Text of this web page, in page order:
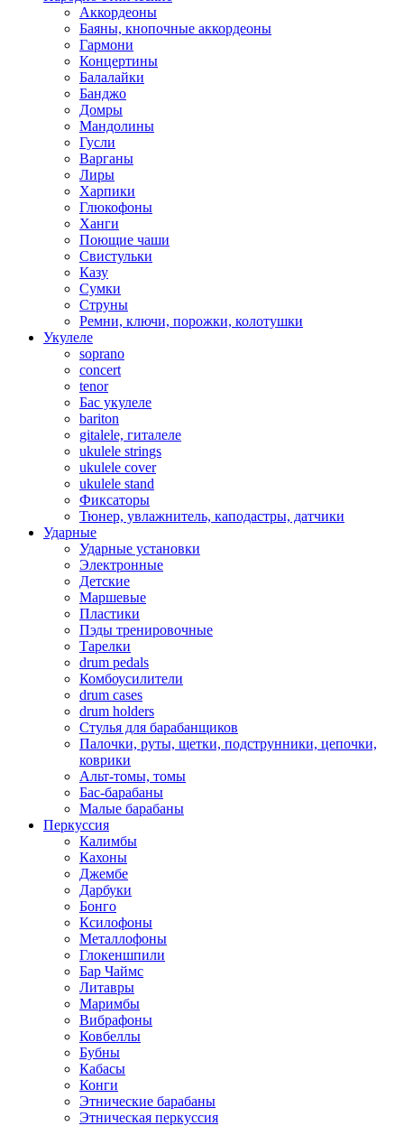
Аккордеоны
Баяны, кнопочные аккордеоны
Гармони
Концертины
Балалайки
Банджо
Домры
Мандолины
Гусли
Варганы
Лиры
Харпики
Глюкофоны
Ханги
Поющие чаши
Свистульки
Казу
Сумки
Струны
Ремни, ключи, порожки, колотушки
Укулеле
soprano
concert
tenor
Бас укулеле
bariton
gitalele, гиталеле
ukulele strings
ukulele cover
ukulele stand
Фиксаторы
Тюнер, увлажнитель, каподастры, датчики
Ударные
Ударные установки
Электронные
Детские
Маршевые
Пластики
Пэды тренировочные
Тарелки
drum pedals
Комбоусилители
drum cases
drum holders
Стулья для барабанщиков
Палочки, руты, щетки, подструнники, цепочки,
коврики
Альт-томы, томы
Бас-барабаны
Малые барабаны
Перкуссия
Калимбы
Кахоны
Джембе
Дарбуки
Бонго
Ксилофоны
Металлофоны
Глокеншпили
Бар Чаймс
Литавры
Маримбы
Вибрафоны
Ковбеллы
Бубны
Кабасы
Конги
Этнические барабаны
Этническая перкуссия